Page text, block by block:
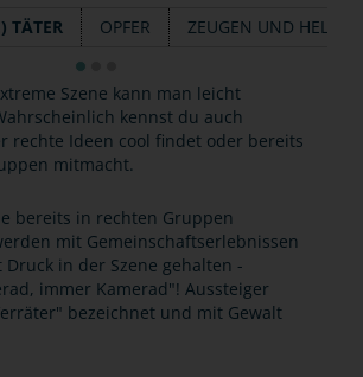
TÄTER OPFER ZEUGEN UND HELFER
Szene kann man leicht
kennst du auch
rechte Ideen cool findet oder bereits
mitmacht.
bereits in rechten Gruppen
mit Gemeinschaftserlebnissen
in der Szene gehalten -
immer Kamerad"! Aussteiger
bezeichnet und mit Gewalt